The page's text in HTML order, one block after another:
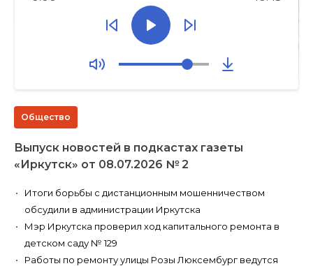
Общество
Выпуск новостей в подкастах газеты
«Иркутск» от 08.07.2026 № 2
Итоги борьбы с дистанционным мошенничеством
обсудили в администрации Иркутска
Мэр Иркутска проверил ход капитального ремонта в
детском саду № 129
Работы по ремонту улицы Розы Люксембург ведутся